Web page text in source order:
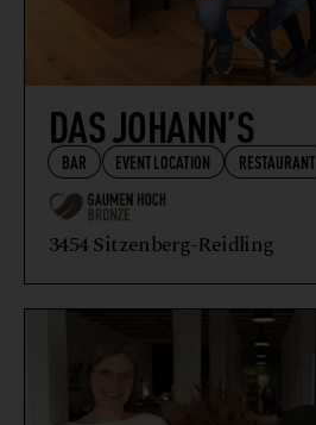
DAS JOHANN’S
BAR EVENTLOCATION RESTAURANT
3454 Sitzenberg-Reidling